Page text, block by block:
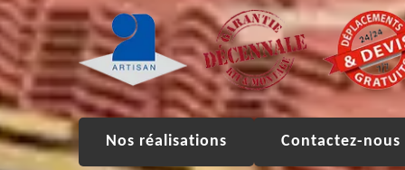
Nos réalisations Contactez-nous